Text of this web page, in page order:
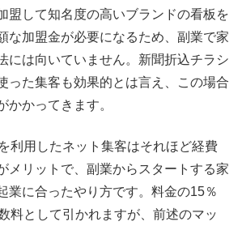
盟して知名度の高いブランドの看板を
な加盟金が必要になるため、副業で家
には向いていません。新聞折込チラシ
った集客も効果的とは言え、この場合
かかってきます。
利用したネット集客はそれほど経費
メリットで、副業からスタートする家
業に合ったやり方です。料金の15％
料として引かれますが、前述のマッ